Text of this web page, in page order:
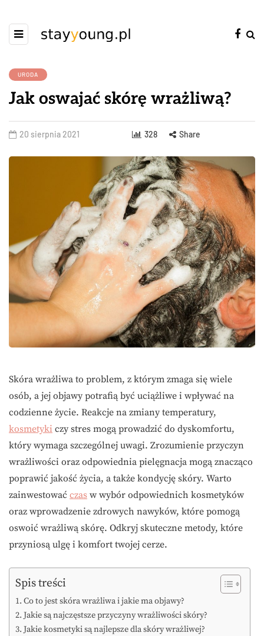
URODA
Jak oswajać skórę wrażliwą?
20 sierpnia 2021 328 Share
Skóra wrażliwa to problem, z którym zmaga się wiele
osób, a jej objawy potrafią być uciążliwe i wpływać na
codzienne życie. Reakcje na zmiany temperatury,
kosmetyki czy stres mogą prowadzić do dyskomfortu,
który wymaga szczególnej uwagi. Zrozumienie przyczyn
wrażliwości oraz odpowiednia pielęgnacja mogą znacząco
poprawić jakość życia, a także kondycję skóry. Warto
zainwestować czas w wybór odpowiednich kosmetyków
oraz wprowadzenie zdrowych nawyków, które pomogą
oswoić wrażliwą skórę. Odkryj skuteczne metody, które
przyniosą ulgę i komfort twojej cerze.
Spis treści
Co to jest skóra wrażliwa i jakie ma objawy?
Jakie są najczęstsze przyczyny wrażliwości skóry?
Jakie kosmetyki są najlepsze dla skóry wrażliwej?